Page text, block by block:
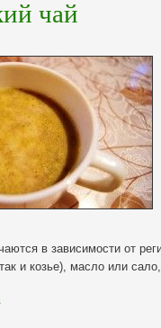
чай
в зависимости от
и козье), масло или